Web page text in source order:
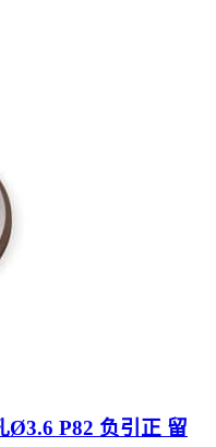
Ø3.6 P82 负引正 留